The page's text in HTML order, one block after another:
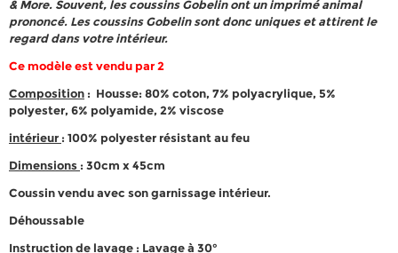
& More. Souvent, les coussins Gobelin ont un imprimé animal
prononcé. Les coussins Gobelin sont donc uniques et attirent le
regard dans votre intérieur.
Ce modèle est vendu par 2
Composition : Housse: 80% coton, 7% polyacrylique, 5%
polyester, 6% polyamide, 2% viscose
intérieur : 100% polyester résistant au feu
Dimensions : 30cm x 45cm
Coussin vendu avec son garnissage intérieur.
Déhoussable
Instruction de lavage : Lavage à 30°